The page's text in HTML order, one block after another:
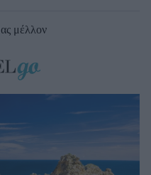
μέλλον